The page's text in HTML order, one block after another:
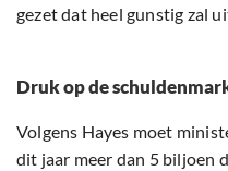
gezet dat heel gunstig zal
Druk op de
Volgens Hayes moet
dit jaar meer dan 5 biljoen